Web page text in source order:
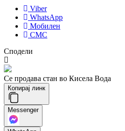
Viber
WhatsApp
Мобилен
СМС
Сподели
Се продава стан во Кисела Вода
Копирај линк
Messenger